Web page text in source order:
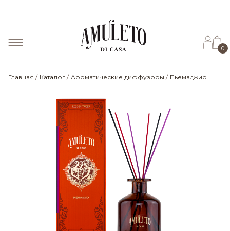
0
Главная Каталог Ароматические диффузоры Пьемаджио